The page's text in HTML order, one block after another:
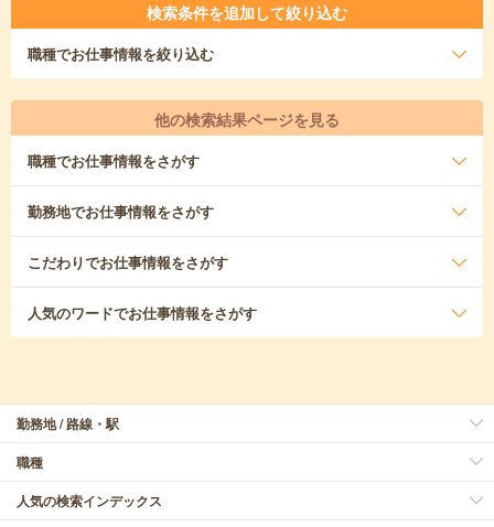
検索条件を追加して絞り込む
職種でお仕事情報を絞り込む
他の検索結果ページを見る
職種でお仕事情報をさがす
勤務地でお仕事情報をさがす
こだわりでお仕事情報をさがす
人気のワードでお仕事情報をさがす
勤務地 / 路線・駅
職種
人気の検索インデックス